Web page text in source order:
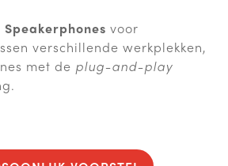
Speakerphones voor
verschillende werkplekken,
met de plug-and-play